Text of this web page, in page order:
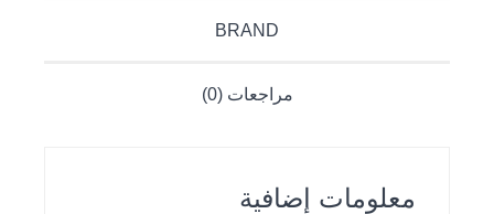
BRAND
مراجعات (0)
معلومات إضافية